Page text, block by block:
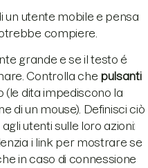
un utente mobile e pensa
compiere.
grande e se il testo é
Controlla che pulsanti
(le dita impediscono la
di un mouse). Definisci ciò
utenti sulle loro azioni:
i link per mostrare se
in caso di connessione